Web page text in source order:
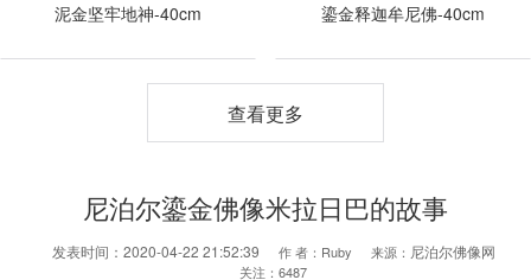
泥金坚牢地神-40cm 鎏金释迦牟尼佛-40cm
查看更多
尼泊尔鎏金佛像米拉日巴的故事
发表时间： 2020-04-22 21:52:39 作 者： Ruby 来源： 尼泊尔佛像网
关注： 6487